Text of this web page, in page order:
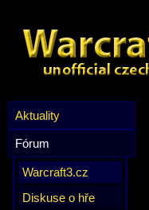
Aktuality
Fórum
Warcraft3.cz
Diskuse o hře